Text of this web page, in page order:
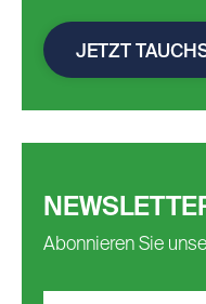
JETZT
Abonnieren Sie